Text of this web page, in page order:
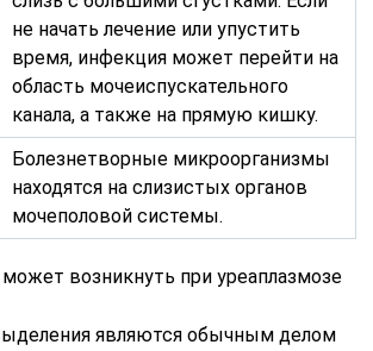
не начать лечение или упустить
время, инфекция может перейти на
область мочеиспускательного
канала, а также на прямую кишку.
Болезнетворные микроорганизмы
находятся на слизистых органов
мочеполовой системы.
возникнуть при уреаплазмозе
являются обычным делом